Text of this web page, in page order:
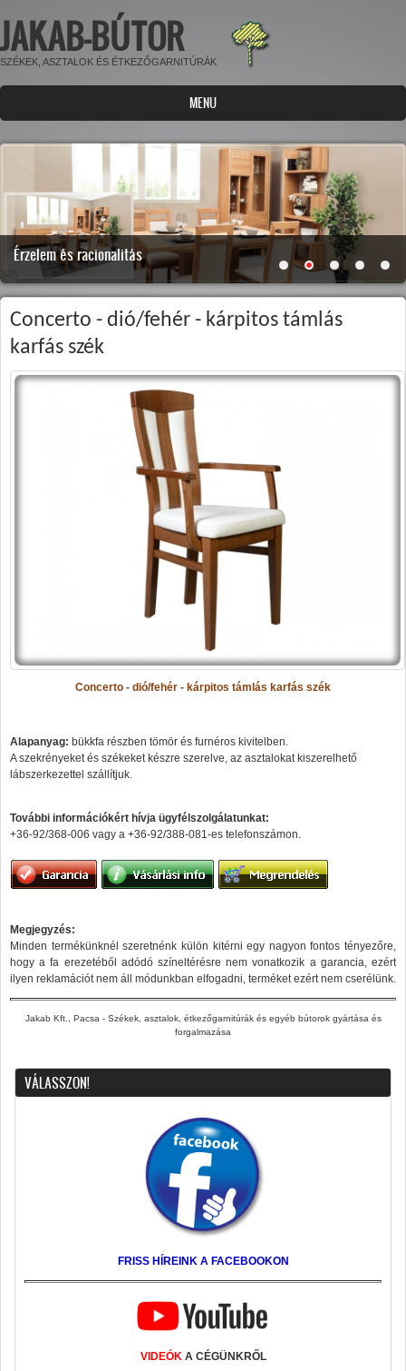
Ugrás a tartalomra
JAKAB-BÚTOR
SZÉKEK, ASZTALOK ÉS ÉTKEZŐGARNITÚRÁK
MENU
Érzelem és racionalitás
Concerto - dió/fehér - kárpitos támlás
karfás szék
Concerto - dió/fehér - kárpitos támlás karfás szék
Alapanyag: bükkfa részben tömör és furnéros kivitelben.
A szekrényeket és székeket készre szerelve, az asztalokat kiszerelhető
lábszerkezettel szállítjuk.
További információkért hívja ügyfélszolgálatunkat:
+36-92/368-006 vagy a +36-92/388-081-es telefonszámon.
Megjegyzés:
Minden termékünknél szeretnénk külön kitérni egy nagyon fontos tényezőre,
hogy a fa erezetéből adódó színeltérésre nem vonatkozik a garancia, ezért
ilyen reklamációt nem áll módunkban elfogadni, terméket ezért nem cserélünk.
Jakab Kft., Pacsa - Székek, asztalok, étkezőgarnitúrák és egyéb bútorok gyártása és
forgalmazása
VÁLASSZON!
FRISS HÍREINK A FACEBOOKON
VIDEÓK A CÉGÜNKRŐL